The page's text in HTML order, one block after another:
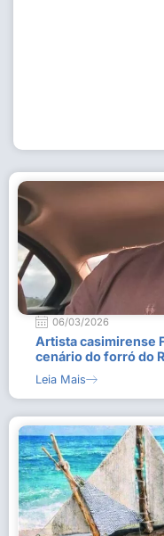
06/03/2026
Artista casimirense
cenário do forró do
Leia Mais